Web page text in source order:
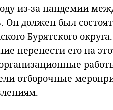
из-за пандемии
должен был
Бурятского
перенести его на
отборочные